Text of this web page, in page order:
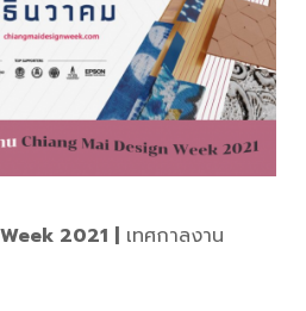
2021 | เทศกาลงาน